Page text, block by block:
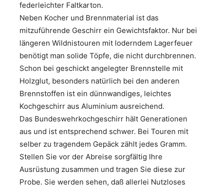
federleichter Faltkarton.
Neben Kocher und Brennmaterial ist das
mitzuführende Geschirr ein Gewichtsfaktor. Nur bei
längeren Wildnistouren mit loderndem Lagerfeuer
benötigt man solide Töpfe, die nicht durchbrennen.
Schon bei geschickt angelegter Brennstelle mit
Holzglut, besonders natürlich bei den anderen
Brennstoffen ist ein dünnwandiges, leichtes
Kochgeschirr aus Aluminium ausreichend.
Das Bundeswehrkochgeschirr hält Generationen
aus und ist entsprechend schwer. Bei Touren mit
selber zu tragendem Gepäck zählt jedes Gramm.
Stellen Sie vor der Abreise sorgfältig Ihre
Ausrüstung zusammen und tragen Sie diese zur
Probe. Sie werden sehen, daß allerlei Nutzloses